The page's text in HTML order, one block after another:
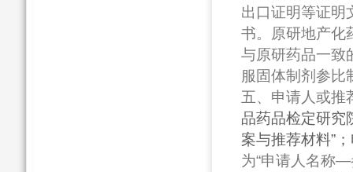
出口证明等证明
书。原研地产化
与原研药品一致
服固体制剂参比
五、申请人或推
品药品检定研究
案与推荐材料”
为“申请人名称